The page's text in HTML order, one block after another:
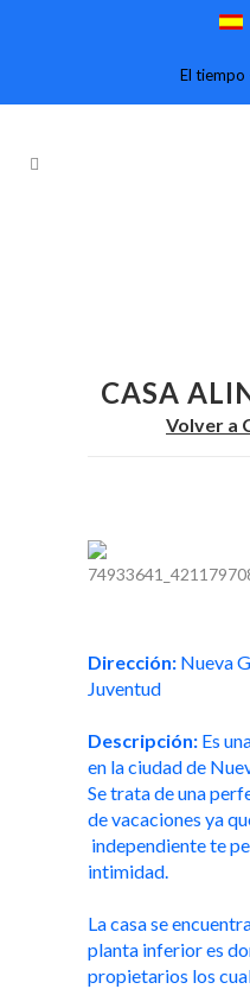
El tiempo
CASA
Volver a
Dirección: Nueva
Juventud
Descripción: Es
en la ciudad de
Se trata de una
de vacaciones ya
independiente te
intimidad.
La casa se
planta inferior es
propietarios los